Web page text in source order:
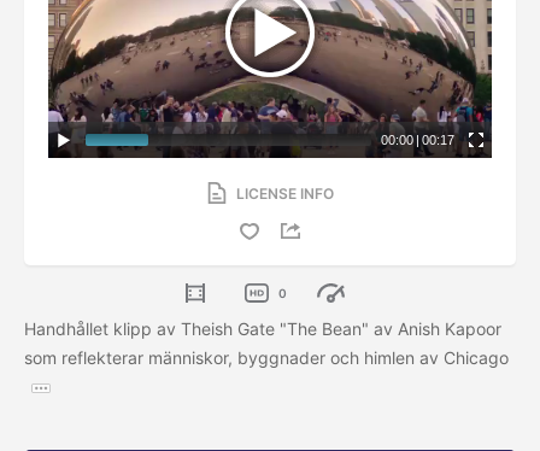
00:00 | 00:17
LICENSE INFO
0
Handhållet klipp av Theish Gate "The Bean" av Anish Kapoor
som reflekterar människor, byggnader och himlen av Chicago